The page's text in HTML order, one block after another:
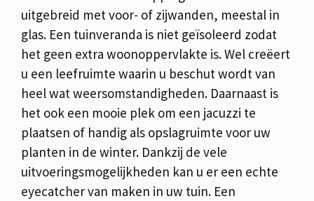
uitgebreid met voor- of zijwanden, meestal in
glas. Een tuinveranda is niet geïsoleerd zodat
het geen extra woonoppervlakte is. Wel creëert
u een leefruimte waarin u beschut wordt van
heel wat weersomstandigheden. Daarnaast is
het ook een mooie plek om een jacuzzi te
plaatsen of handig als opslagruimte voor uw
planten in de winter. Dankzij de vele
uitvoeringsmogelijkheden kan u er een echte
eyecatcher van maken in uw tuin. Een